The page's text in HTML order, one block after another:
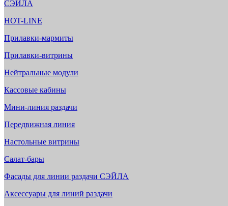
СЭЙЛА
HOT-LINE
Прилавки-мармиты
Прилавки-витрины
Нейтральные модули
Кассовые кабины
Мини-линия раздачи
Передвижная линия
Настольные витрины
Салат-бары
Фасады для линии раздачи СЭЙЛА
Аксессуары для линий раздачи